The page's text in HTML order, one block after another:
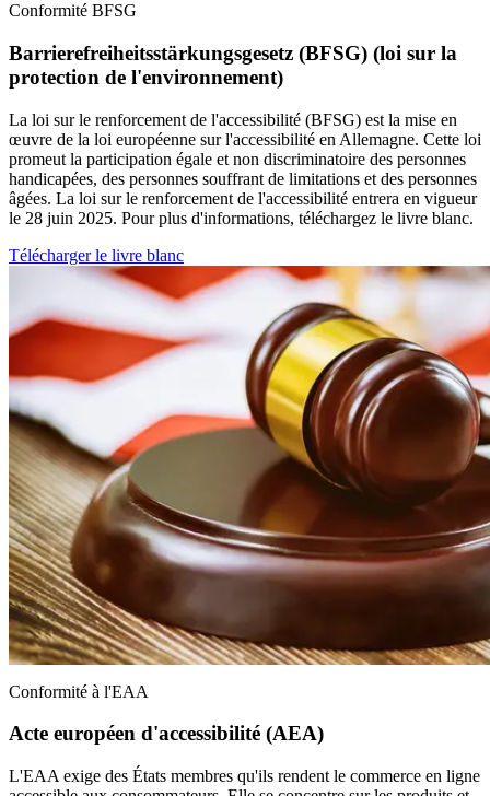
Conformité BFSG
Barrierefreiheitsstärkungsgesetz (BFSG) (loi sur la
protection de l'environnement)
La loi sur le renforcement de l'accessibilité (BFSG) est la mise en
œuvre de la loi européenne sur l'accessibilité en Allemagne. Cette loi
promeut la participation égale et non discriminatoire des personnes
handicapées, des personnes souffrant de limitations et des personnes
âgées. La loi sur le renforcement de l'accessibilité entrera en vigueur
le 28 juin 2025. Pour plus d'informations, téléchargez le livre blanc.
Télécharger le livre blanc
Conformité à l'EAA
Acte européen d'accessibilité (AEA)
L'EAA exige des États membres qu'ils rendent le commerce en ligne